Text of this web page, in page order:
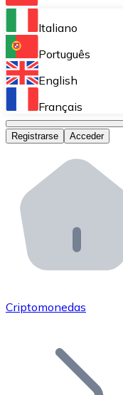
Bitnovo Ramp
Integra nuestra
Bitnovo Giftcards
Bitnovo OTC
Bitnovo ATM
Integra un
Bitnovo API
Integra nuestra
Únete a nuestra
Añade tu
Italiano
Português
English
Français
Registrarse Acceder
Criptomonedas